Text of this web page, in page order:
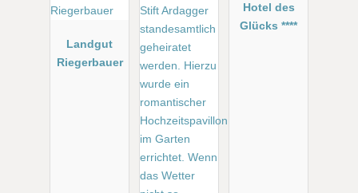
Landgut
Riegerbauer
Hotel des
Glücks ****